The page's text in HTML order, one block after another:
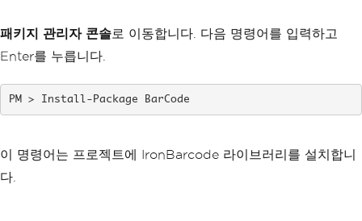
패키지 관리자 콘솔로 이동합니다. 다음 명령어를 입력하고
Enter를 누릅니다.
Install-Package BarCode
이 명령어는 프로젝트에 IronBarcode 라이브러리를 설치합니
다.